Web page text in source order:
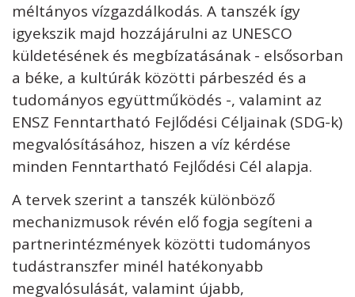
méltányos vízgazdálkodás. A tanszék így
igyekszik majd hozzájárulni az UNESCO
küldetésének és megbízatásának - elsősorban
a béke, a kultúrák közötti párbeszéd és a
tudományos együttműködés -, valamint az
ENSZ Fenntartható Fejlődési Céljainak (SDG-k)
megvalósításához, hiszen a víz kérdése
minden Fenntartható Fejlődési Cél alapja.
A tervek szerint a tanszék különböző
mechanizmusok révén elő fogja segíteni a
partnerintézmények közötti tudományos
tudástranszfer minél hatékonyabb
megvalósulását, valamint újabb,